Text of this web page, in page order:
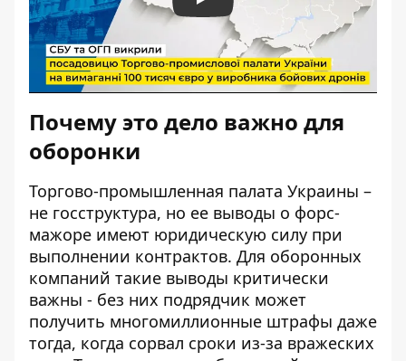
Play
Почему это дело важно для
оборонки
Торгово-промышленная палата Украины –
не госструктура, но ее выводы о форс-
мажоре имеют юридическую силу при
выполнении контрактов. Для оборонных
компаний такие выводы критически
важны - без них подрядчик может
получить многомиллионные штрафы даже
тогда, когда сорвал сроки из-за вражеских